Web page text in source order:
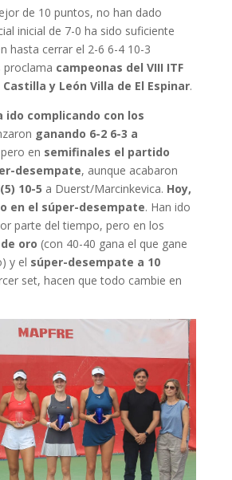
de 10 puntos, no han dado
inicial de 7-0 ha sido suficiente
hasta cerrar el 2-6 6-4 10-3
proclama campeonas del VIII ITF
y León Villa de El Espinar.
ido complicando con los
ganando 6-2 6-3 a
en semifinales el partido
desempate, aunque acabaron
10-5 a Duerst/Marcinkevica. Hoy,
en el súper-desempate. Han ido
parte del tiempo, pero en los
oro (con 40-40 gana el que gane
y el súper-desempate a 10
set, hacen que todo cambie en